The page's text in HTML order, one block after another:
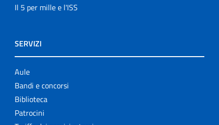
Il 5 per mille e l'ISS
SERVIZI
Aule
Bandi e concorsi
Biblioteca
Patrocini